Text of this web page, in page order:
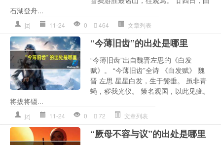
石湖登舟...
jzj 11-24 0 464 文章列表
“今薄旧齿”的出处是哪里
“今薄旧齿”出自魏晋左思的《白发
赋》。 “今薄旧齿”全诗 《白发赋》 魏
晋 左思 星星白发，生于鬓垂。 虽非青
蝇，秽我光仪。 策名观国，以此见疵。
将拔将镊...
jzj 11-24 0 72 文章列表
“厥母不容与议”的出处是哪里